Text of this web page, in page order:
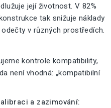
její životnost. V 82%
tak snižuje náklady
v různých prostředích.
kontrole kompatibility,
není vhodná: „kompatibilní
a zazimování: